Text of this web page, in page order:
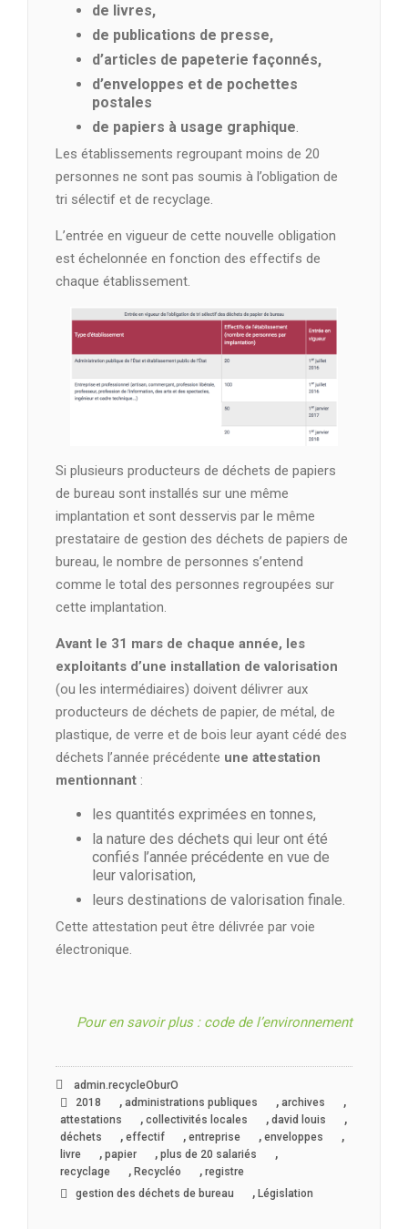
de livres,
de publications de presse,
d’articles de papeterie façonnés,
d’enveloppes et de pochettes
postales
de papiers à usage graphique.
Les établissements regroupant moins de 20
personnes ne sont pas soumis à l’obligation de
tri sélectif et de recyclage.
L’entrée en vigueur de cette nouvelle obligation
est échelonnée en fonction des effectifs de
chaque établissement.
Si plusieurs producteurs de déchets de papiers
de bureau sont installés sur une même
implantation et sont desservis par le même
prestataire de gestion des déchets de papiers de
bureau, le nombre de personnes s’entend
comme le total des personnes regroupées sur
cette implantation.
Avant le 31 mars de chaque année, les
exploitants d’une installation de valorisation
(ou les intermédiaires) doivent délivrer aux
producteurs de déchets de papier, de métal, de
plastique, de verre et de bois leur ayant cédé des
déchets l’année précédente une attestation
mentionnant :
les quantités exprimées en tonnes,
la nature des déchets qui leur ont été
confiés l’année précédente en vue de
leur valorisation,
leurs destinations de valorisation finale.
Cette attestation peut être délivrée par voie
électronique.
Pour en savoir plus : code de l’environnement
admin.recycleOburO
2018
, administrations publiques , archives ,
attestations , collectivités locales , david louis ,
déchets , effectif , entreprise , enveloppes ,
livre , papier , plus de 20 salariés ,
recyclage , Recycléo , registre
gestion des déchets de bureau
, Législation